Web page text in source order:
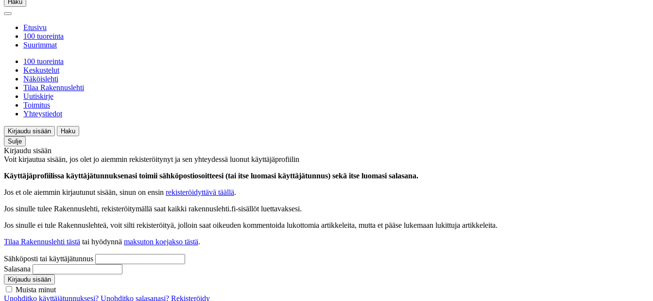
Haku
Etusivu
100 tuoreinta
Suurimmat
100 tuoreinta
Keskustelut
Näköislehti
Tilaa Rakennuslehti
Uutiskirje
Toimitus
Yhteystiedot
Kirjaudu sisään
Haku
Sulje
Kirjaudu sisään
Voit kirjautua sisään, jos olet jo aiemmin rekisteröitynyt ja sen yhteydessä luonut käyttäjäprofiilin
Käyttäjäprofiilissa käyttäjätunnuksenasi toimii sähköpostiosoitteesi (tai itse luomasi käyttäjätunnus) sekä itse luomasi salasana.
Jos et ole aiemmin kirjautunut sisään, sinun on ensin rekisteröidyttävä täällä.
Jos sinulle tulee Rakennuslehti, rekisteröitymällä saat kaikki rakennuslehti.fi-sisällöt luettavaksesi.
Jos sinulle ei tule Rakennuslehteä, voit silti rekisteröityä, jolloin saat oikeuden kommentoida lukottomia artikkeleita, mutta et pääse lukemaan lukittuja artikkeleita.
Tilaa Rakennuslehti tästä tai hyödynnä maksuton koejakso tästä.
Sähköposti tai käyttäjätunnus
Salasana
Kirjaudu sisään
Muista minut
Unohditko käyttäjätunnuksesi? Unohditko salasanasi? Rekisteröidy